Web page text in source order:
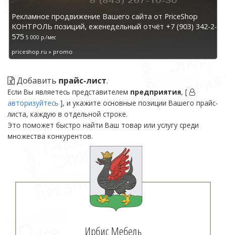
Рекламное продвижение Вашего сайта от PriceShop
КОНТРОЛЬ позиций, еженедельный отчёт +7 (903) 342-2-
575 5 000 р./мес
priceshop.ru » promo
Добавить прайс-лист.
Если Вы являетесь представителем предприятия, [
авторизуйтесь ], и укажите основные позиции Вашего прайс-
листа, каждую в отдельной строке.
Это поможет быстро найти Ваш товар или услугу среди
множества конкурентов.
Ирбис Мебель